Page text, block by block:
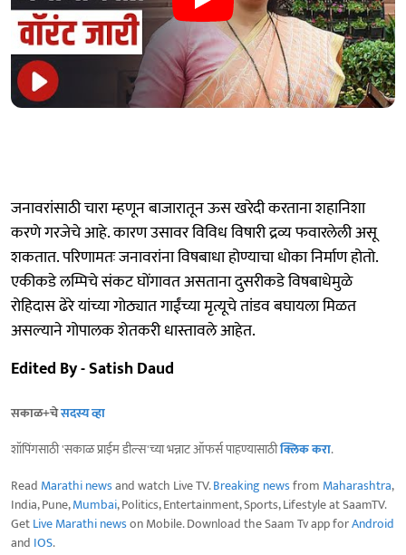
जनावरांसाठी चारा म्हणून बाजारातून ऊस खरेदी करताना शहानिशा
करणे गरजेचे आहे. कारण उसावर विविध विषारी द्रव्य फवारलेली असू
शकतात. परिणामतः जनावरांना विषबाधा होण्याचा धोका निर्माण होतो.
एकीकडे लम्पिचे संकट घोंगावत असताना दुसरीकडे विषबाधेमुळे
रोहिदास ढेरे यांच्या गोठ्यात गाईंच्या मृत्यूचे तांडव बघायला मिळत
असल्याने गोपालक शेतकरी धास्तावले आहेत.
Edited By - Satish Daud
सकाळ+चेसदस्य व्हा
शॉपिंगसाठी 'सकाळ प्राईम डील्स'च्या भन्नाट ऑफर्स पाहण्यासाठीक्लिक करा.
Read Marathi newsand watch Live TV.Breaking newsfrom Maharashtra,
India, Pune,Mumbai, Politics, Entertainment, Sports, Lifestyle at SaamTV.
GetLive Marathi newson Mobile. Download the Saam Tv app forAndroid
and IOS.